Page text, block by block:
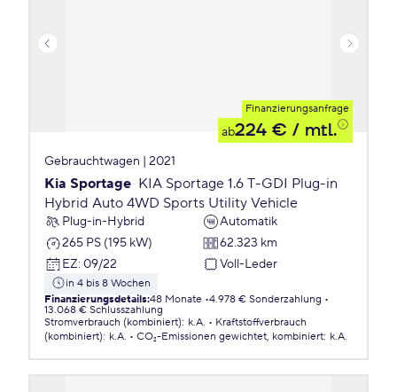
Finanzierungsanfrage
ab224 € / mtl.
Gebrauchtwagen | 2021
Kia Sportage KIA Sportage 1.6 T-GDI Plug-in
Hybrid Auto 4WD Sports Utility Vehicle
Plug-in-Hybrid
Automatik
265 PS (195 kW)
62.323 km
EZ: 09/22 Voll-Leder
in 4 bis 8 Wochen
Finanzierungsdetails:48 Monate 4.978 € Sonderzahlung
13.068 € Schlusszahlung
Stromverbrauch (kombiniert): k.A.
Kraftstoffverbrauch
(kombiniert): k.A. CO₂-Emissionen gewichtet, kombiniert: k.A.